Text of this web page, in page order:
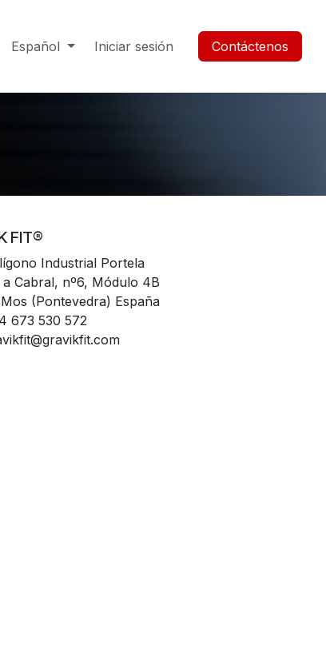
Español Iniciar sesión Contáctenos
FIT®
Industrial Portela
a Cabral, nº6, Módulo 4B
(Pontevedra) España
673 530 572